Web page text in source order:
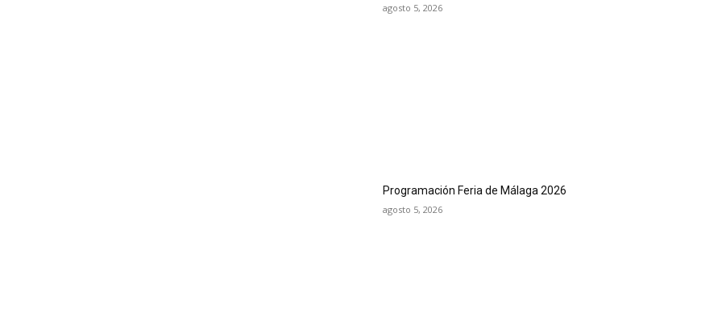
agosto 5, 2026
Programación Feria de Málaga 2026
agosto 5, 2026